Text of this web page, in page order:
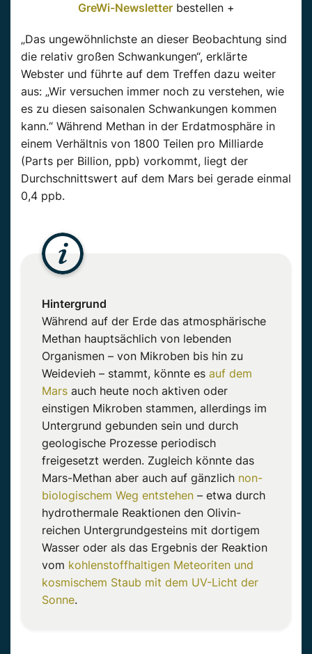
GreWi-Newsletterbestellen +
„Das ungewöhnlichste an dieser Beobachtung sind
die relativ großen Schwankungen“, erklärte
Webster und führte auf dem Treffen dazu weiter
aus: „Wir versuchen immer noch zu verstehen, wie
es zu diesen saisonalen Schwankungen kommen
kann.“ Während Methan in der Erdatmosphäre in
einem Verhältnis von 1800 Teilen pro Milliarde
(Parts per Billion, ppb) vorkommt, liegt der
Durchschnittswert auf dem Mars bei gerade einmal
0,4 ppb.
Hintergrund
Während auf der Erde das atmosphärische
Methan hauptsächlich von lebenden
Organismen – von Mikroben bis hin zu
Weidevieh – stammt, könnte es auf dem
Mars auch heute noch aktiven oder
einstigen Mikroben stammen, allerdings im
Untergrund gebunden sein und durch
geologische Prozesse periodisch
freigesetzt werden. Zugleich könnte das
Mars-Methan aber auch auf gänzlich non-
biologischem Weg entstehen – etwa durch
hydrothermale Reaktionen den Olivin-
reichen Untergrundgesteins mit dortigem
Wasser oder als das Ergebnis der Reaktion
vom kohlenstoffhaltigen Meteoriten und
kosmischem Staub mit dem UV-Licht der
Sonne.